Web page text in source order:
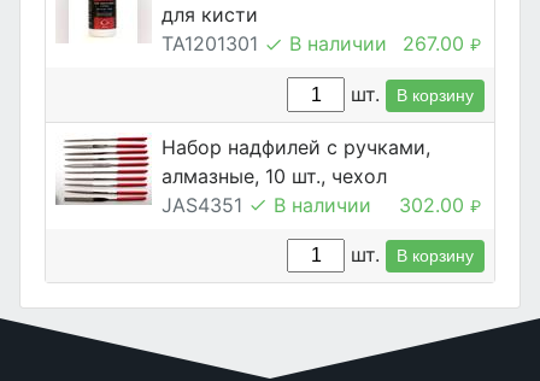
для кисти
TA1201301
В наличии 267.00 ₽
шт. В корзину
Набор надфилей с ручками,
алмазные, 10 шт., чехол
JAS4351
В наличии 302.00 ₽
шт. В корзину